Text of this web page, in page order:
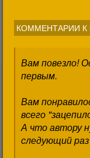
КОММЕНТАРИИ
Вам повезло!
первым.
Вам
всего
А что автору
следующий